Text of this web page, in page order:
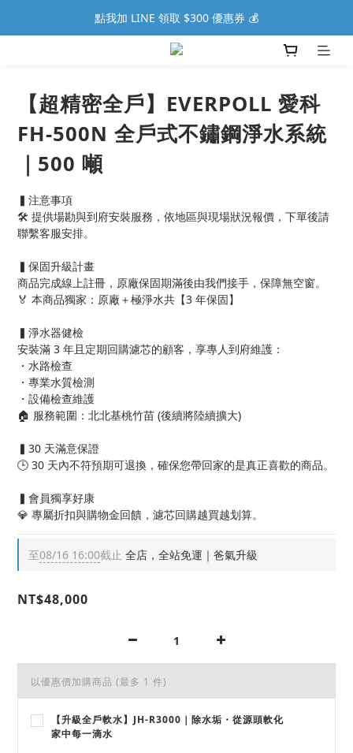
點我加 LINE 領取 $300 優惠券 💰
【超精密全戶】EVERPOLL 愛科
FH-500N 全戶式不鏽鋼淨水系統
｜500 噸
▍注意事項
🛠️ 提供場勘與到府安裝服務，依地區與現場狀況報價，下單後請
聯繫客服安排。
▍保固升級計畫
商品完成線上註冊，原廠保固期滿後由我們接手，保障無空窗。
🏅 本商品獨家：原廠＋極淨水共【3 年保固】
▍淨水器健檢
安裝滿 3 年且定期回購濾芯的顧客，享專人到府維護：
・水路檢查
・專業水質檢測
・設備檢查維護
🏠 服務範圍：北北基桃竹苗 (後續將陸續擴大)
▍30 天滿意保證
🕒 30 天內不符預期可退換，確保您帶回家的是真正喜歡的商品。
▍會員獨享好康
💎 專屬折扣與購物金回饋，濾芯回購越買越划算。
至08/16 16:00截止 全店，全站免運｜爸氣升級
NT$48,000
以優惠價加購商品 (最多 1 件)
【升級全戶軟水】JH-R3000｜除水垢・從源頭軟化
家中每一滴水